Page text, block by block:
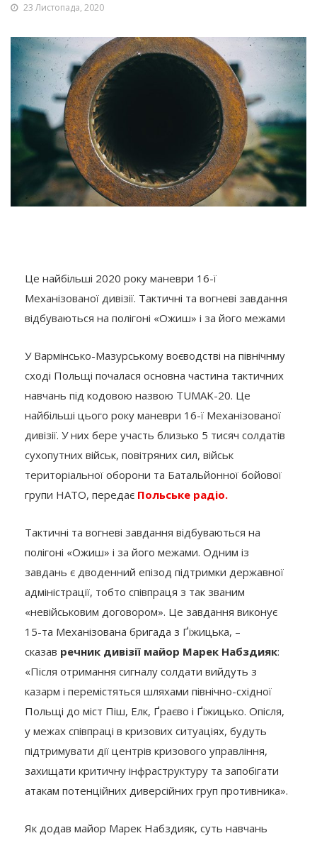
23 Листопада, 2020
Це найбільші 2020 року маневри 16-ї
Механізованої дивізії. Тактичні та вогневі завдання
відбуваються на полігоні «Ожиш» і за його межами
У Вармінсько-Мазурському воєводстві на північнму
сході Польщі почалася основна частина тактичних
навчань під кодовою назвою TUMAK-20. Це
найбільші цього року маневри 16-ї Механізованої
дивізії. У них бере участь близько 5 тисяч солдатів
сухопутних військ, повітряних сил, військ
територіальної оборони та Батальйонної бойової
групи НАТО, передає Польське радіо.
Тактичні та вогневі завдання відбуваються на
полігоні «Ожиш» і за його межами. Одним із
завдань є дводенний епізод підтримки державної
адміністрації, тобто співпраця з так званим
«невійськовим договором». Це завдання виконує
15-та Механізована бригада з Ґіжицька, –
сказав речник дивізії майор Марек Набздияк:
«Після отримання сигналу солдати вийдуть з
казарм і перемістяться шляхами північно-східної
Польщі до міст Піш, Елк, Ґраєво і Ґіжицько. Опісля,
у межах співпраці в кризових ситуаціях, будуть
підтримувати дії центрів кризового управління,
захищати критичну інфраструктуру та запобігати
атакам потенційних диверсійних груп противника».
Як додав майор Марек Набздияк, суть навчань